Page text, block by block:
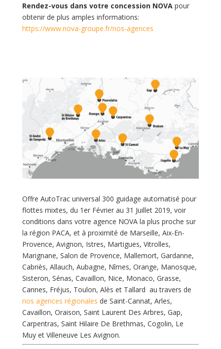
Rendez-vous dans votre concession NOVA pour
obtenir de plus amples informations:
https://www.nova-groupe.fr/nos-agences
Offre AutoTrac universal 300 guidage automatisé pour
flottes mixtes, du 1er Février au 31 Juillet 2019, voir
conditions dans votre agence NOVA la plus proche sur
la région PACA, et à proximité de Marseille, Aix-En-
Provence, Avignon, Istres, Martigues, Vitrolles,
Marignane, Salon de Provence, Mallemort, Gardanne,
Cabriès, Allauch, Aubagne, Nîmes, Orange, Manosque,
Sisteron, Sénas, Cavaillon, Nice, Monaco, Grasse,
Cannes, Fréjus, Toulon, Alès et Tallard au travers de
nos agences régionales de Saint-Cannat, Arles,
Cavaillon, Oraison, Saint Laurent Des Arbres, Gap,
Carpentras, Saint Hilaire De Brethmas, Cogolin, Le
Muy et Villeneuve Les Avignon.